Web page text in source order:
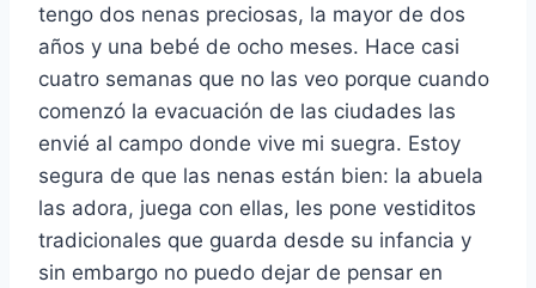
tengo dos nenas preciosas, la mayor de dos
años y una bebé de ocho meses. Hace casi
cuatro semanas que no las veo porque cuando
comenzó la evacuación de las ciudades las
envié al campo donde vive mi suegra. Estoy
segura de que las nenas están bien: la abuela
las adora, juega con ellas, les pone vestiditos
tradicionales que guarda desde su infancia y
sin embargo no puedo dejar de pensar en